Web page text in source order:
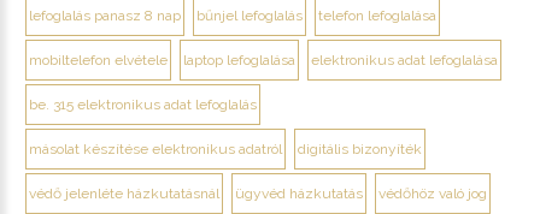
lefoglalás panasz 8 nap bűnjel lefoglalás telefon lefoglalása
mobiltelefon elvétele laptop lefoglalása elektronikus adat lefoglalása
be. 315 elektronikus adat lefoglalás
másolat készítése elektronikus adatról digitális bizonyíték
védő jelenléte házkutatásnál ügyvéd házkutatás védőhöz való jog